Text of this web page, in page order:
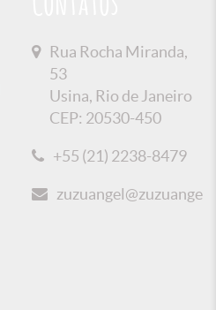
Rua Rocha Miranda,
53
Usina, Rio de Janeiro
CEP: 20530-450
+55 (21) 2238-8479